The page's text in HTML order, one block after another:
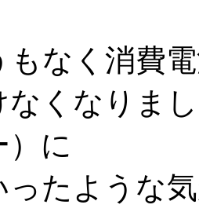
もなく消費
なくなりま
）に
ったような